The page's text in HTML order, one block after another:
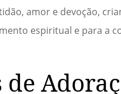
amor e devoção,
espiritual e para a